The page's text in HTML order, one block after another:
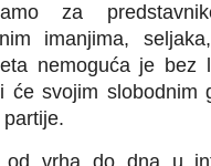
za
imanjima,
nemoguća je bez
će svojim slobodnim
od vrha do dna u